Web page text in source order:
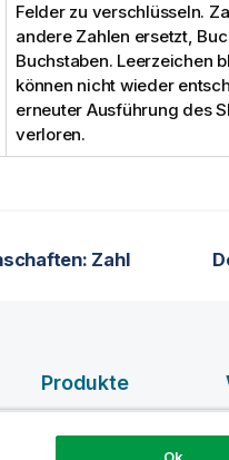
Felder zu verschlüsseln.
andere Zahlen ersetzt,
Buchstaben. Leerzeichen
können nicht wieder
erneuter Ausführung des
verloren.
Zahl
Produkte
ON UND -